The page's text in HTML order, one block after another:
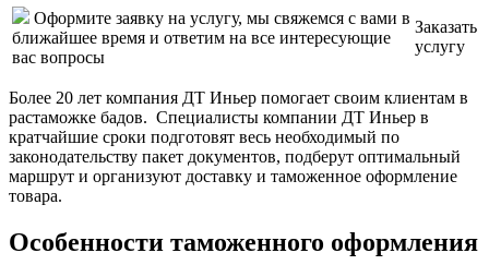
Оформите заявку на услугу, мы свяжемся с вами в
ближайшее время и ответим на все интересующие
вас вопросы
Заказать
услугу
Более 20 лет компания ДТ Иньер помогает своим клиентам в
растаможке бадов. Специалисты компании ДТ Иньер в
кратчайшие сроки подготовят весь необходимый по
законодательству пакет документов, подберут оптимальный
маршрут и организуют доставку и таможенное оформление
товара.
Особенности таможенного оформления